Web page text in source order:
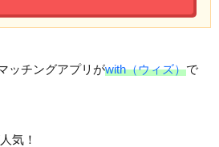
ッチングアプリがwith（ウィズ）で
気！